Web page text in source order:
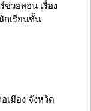
ช่วยสอน เรื่อง
กเรียนชั้น
เมือง จังหวัด